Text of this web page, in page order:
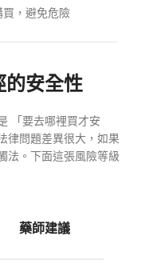
買，避免危險
的安全性
「要去哪裡買才安
律問題差異很大，如果
法。下面這張風險等級
藥師建議